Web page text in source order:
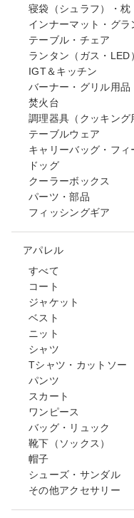
寝袋（シュラフ）・枕
インナーマット・グラ
テーブル・チェア
ランタン（ガス・LED
IGT＆キッチン
バーナー・グリル用品
焚火台
調理器具（クッキング
テーブルウェア
キャリーバッグ・フィ
ドッグ
クーラーボックス
パーツ・部品
フィッシングギア
アパレル
すべて
コート
ジャケット
ベスト
ニット
シャツ
Tシャツ・カットソー
パンツ
スカート
ワンピース
バッグ・リュック
靴下（ソックス）
帽子
シューズ・サンダル
その他アクセサリー